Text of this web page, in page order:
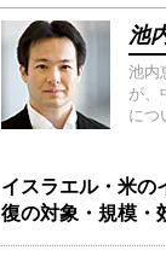
池
池内
が、
につ
イスラエル・米の
復の対象・規模・